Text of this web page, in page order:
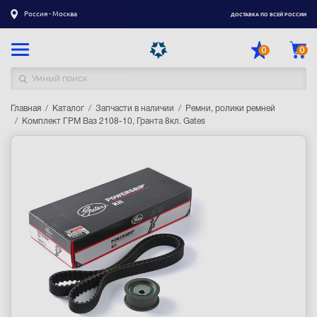
Россия - Москва ДОСТАВКА ПО ВСЕЙ РОССИИ
0 0
Каталог товаров
Гарантия
Контакты
Оптовым и корпоративным клиентам
Главная Каталог Запчасти в наличии
Ремни, ролики ремней
Комплект ГРМ Ваз 2108-10, Гранта 8кл. Gates